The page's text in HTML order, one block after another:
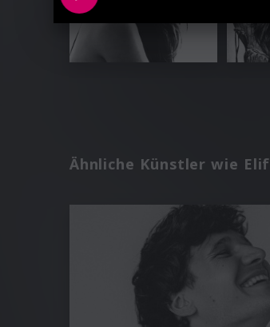
Ähnliche Künstler wie Elif